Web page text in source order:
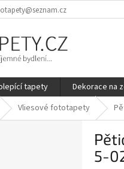
tapety Dekorace na
Vliesové fototapety
5-